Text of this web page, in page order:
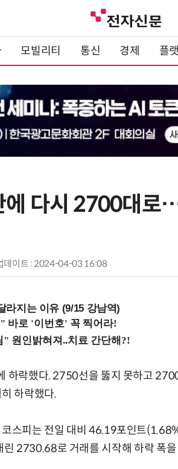
모빌리티 통신 경제 플
에 다시 2700대로
데이트 : 2024-04-03 16:08
라지는 이유 (9/15 강남역)
하락했다. 2750선을 뚫지 못하고
하락했다.
스피는 전일 대비 46.19포인트
2730.68로 거래를 시작해 하락 폭을